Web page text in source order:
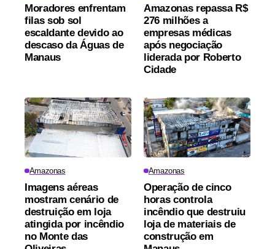
Moradores enfrentam
filas sob sol
escaldante devido ao
descaso da Águas de
Manaus
Amazonas repassa R$
276 milhões a
empresas médicas
após negociação
liderada por Roberto
Cidade
Amazonas
Imagens aéreas
mostram cenário de
destruição em loja
atingida por incêndio
no Monte das
Amazonas
Operação de cinco
horas controla
incêndio que destruiu
loja de materiais de
construção em